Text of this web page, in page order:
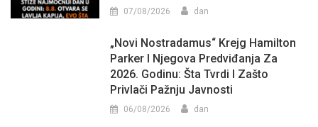
07/08/2026 dan
„Novi Nostradamus“ Krejg Hamilton
Parker I Njegova Predviđanja Za
2026. Godinu: Šta Tvrdi I Zašto
Privlači Pažnju Javnosti
06/08/2026 dan